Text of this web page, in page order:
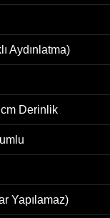
Aydınlatma)
Derinlik
Yapılamaz)